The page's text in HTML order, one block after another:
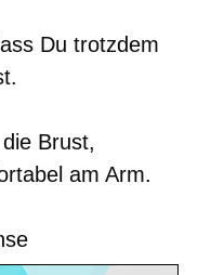
Du trotzdem
Brust,
am Arm.